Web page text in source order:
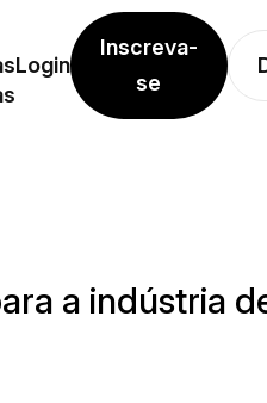
Login
Inscreva-
se
a indústria